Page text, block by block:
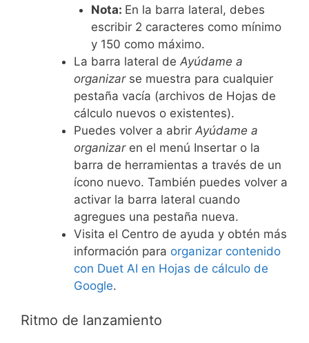
Nota: En la barra lateral, debes
escribir 2 caracteres como mínimo
y 150 como máximo.
La barra lateral de Ayúdame a
organizarse muestra para cualquier
pestaña vacía (archivos de Hojas de
cálculo nuevos o existentes).
Puedes volver a abrir Ayúdame a
organizaren el menú Insertar o la
barra de herramientas a través de un
ícono nuevo. También puedes volver a
activar la barra lateral cuando
agregues una pestaña nueva.
Visita el Centro de ayuda y obtén más
información para organizar contenido
con Duet AI en Hojas de cálculo de
Google.
Ritmo de lanzamiento